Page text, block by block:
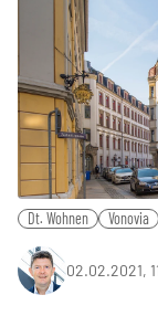
Dt. Wohnen Vonovia
02.02.2021,